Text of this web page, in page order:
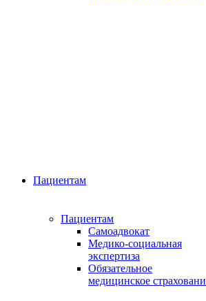
Пациентам
Пациентам
Самоадвокат
Медико-социальная
экспертиза
Обязательное
медицинское